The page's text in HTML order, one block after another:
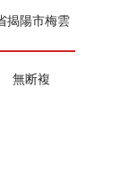
揭陽市梅雲
無断複